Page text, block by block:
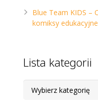
Blue Team KIDS –
komiksy
Lista kategorii
kategorii